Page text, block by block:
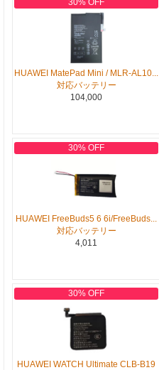
30% OFF
HUAWEI MatePad Mini / MLR-AL10...
対応バッテリー
104,000
30% OFF
HUAWEI FreeBuds5 6 6i/FreeBuds...
対応バッテリー
4,011
30% OFF
HUAWEI WATCH Ultimate CLB-B19